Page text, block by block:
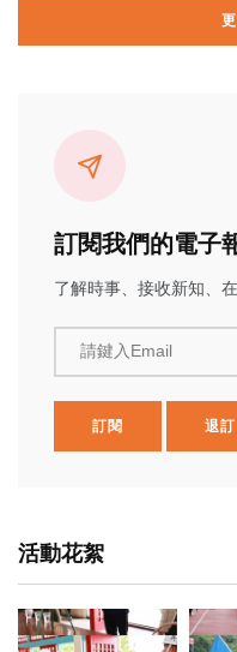
訂閱我們的電子
了解時事、接收新知、
請鍵入Email
訂閱 退訂
活動花絮